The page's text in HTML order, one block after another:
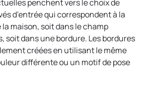
penchent vers le choix de
d’entrée qui correspondent à la
maison, soit dans le champ
soit dans une bordure. Les bordures
créées en utilisant le même
différente ou un motif de pose